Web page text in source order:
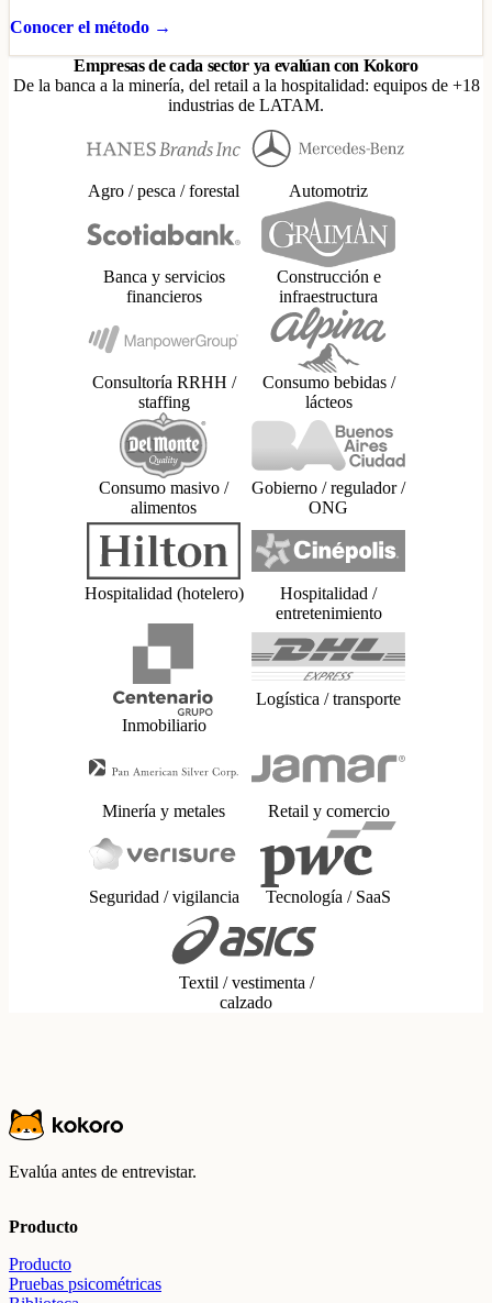
Conocer el método →
Empresas de cada sector ya evalúan con Kokoro
De la banca a la minería, del retail a la hospitalidad: equipos de +18
industrias de LATAM.
Agro / pesca / forestal Automotriz
Banca y servicios
financieros
Construcción e
infraestructura
Consultoría RRHH /
staffing
Consumo bebidas /
lácteos
Consumo masivo /
alimentos
Gobierno / regulador /
ONG
Hospitalidad (hotelero)
Hospitalidad /
entretenimiento
Inmobiliario
Logística / transporte
Minería y metales Retail y comercio
Seguridad / vigilancia Tecnología / SaaS
Textil / vestimenta /
calzado
Evalúa antes de entrevistar.
Producto
Producto
Pruebas psicométricas